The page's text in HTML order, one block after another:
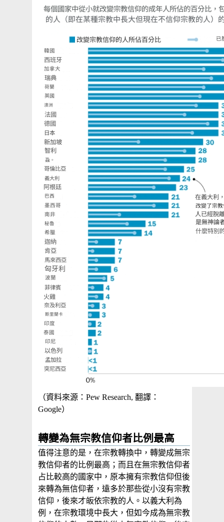
（資料來源：Pew Research, 翻譯：
Google）
轉變為無宗教信仰者比例最高
值得注意的是，在宗教轉換中，轉變成無宗
教信仰者的比例最高；而且在無宗教信仰者
占比較高的國家中，原本擁有宗教信仰但後
來轉為無信仰者，遠多於那些從小沒有宗教
信仰，後來才皈依宗教的人。以義大利為
例，在宗教環境中長大，但如今成為無宗教